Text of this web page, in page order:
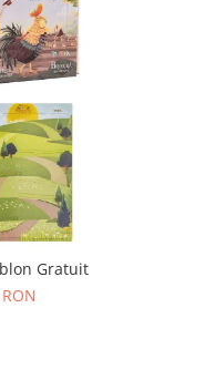
Gratuit